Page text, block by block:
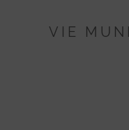
VIE